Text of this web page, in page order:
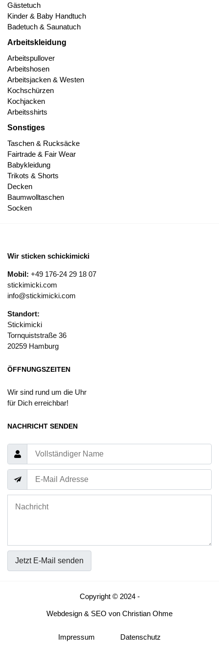
Gästetuch
Kinder & Baby Handtuch
Badetuch & Saunatuch
Arbeitskleidung
Arbeitspullover
Arbeitshosen
Arbeitsjacken & Westen
Kochschürzen
Kochjacken
Arbeitsshirts
Sonstiges
Taschen & Rucksäcke
Fairtrade & Fair Wear
Babykleidung
Trikots & Shorts
Decken
Baumwolltaschen
Socken
Wir sticken schickimicki
Mobil: +49 176-24 29 18 07
stickimicki.com
info@stickimicki.com
Standort:
Stickimicki
Tornquiststraße 36
20259 Hamburg
ÖFFNUNGSZEITEN
Wir sind rund um die Uhr
für Dich erreichbar!
NACHRICHT SENDEN
Jetzt E-Mail senden
Copyright © 2024 -
Webdesign & SEO von Christian Ohme
Impressum Datenschutz